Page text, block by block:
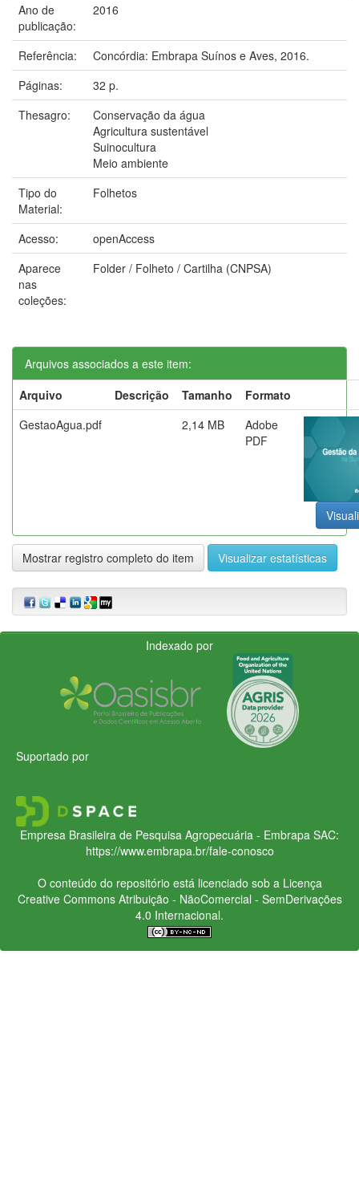
Ano de
publicação:
2016
Referência:
Concórdia: Embrapa Suínos e Aves, 2016.
Páginas:
32 p.
Thesagro:
Conservação da água
Agricultura sustentável
Suinocultura
Meio ambiente
Tipo do
Material:
Folhetos
Acesso:
openAccess
Aparece
nas
coleções:
Folder / Folheto / Cartilha (CNPSA)
Arquivos associados a este item:
Arquivo
Descrição Tamanho
Formato
GestaoAgua.pdf
2,14 MB
Adobe
PDF
Mostrar registro completo do item Visualizar estatísticas
Indexado por
Suportado por
Empresa Brasileira de Pesquisa Agropecuária - Embrapa SAC:
https://www.embrapa.br/fale-conosco
O conteúdo do repositório está licenciado sob a Licença
Creative CommonsAtribuição - NãoComercial - SemDerivações
4.0 Internacional.